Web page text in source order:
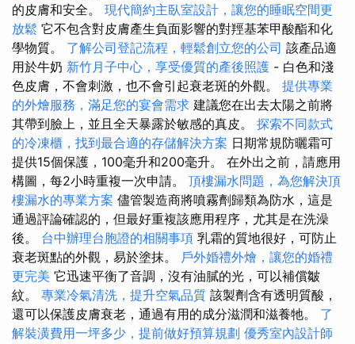
的皮膚和安全。 現代簡約主臥室設計，讓您的睡眠空間更
放鬆 它不包含對皮膚產生負面影響的對羥基苯甲酸酯和化
學物質。 了解公司登記流程，輕鬆創立您的公司 該產品適
用於牛奶 新竹月子中心，享受優質的產後照護 - 白色和淺
色皮膚，不會刺激，也不會引起衰老斑的外觀。 提供專業
的外燴服務，滿足您的宴會需求 建議您在出去太陽之前將
其帶到臉上，並且全天暴露於敏感的真皮。 探索不同款式
的冷凍櫃，找到最合適的存儲解決方案 日期常規防曬霜可
提供15個保護，100毫升和200毫升。 在外出之前，請應用
構圖，每2小時重複一次申請。 頂樓漏水問題，為您解決頂
樓漏水的專業方案 儘管製造商將噴霧劑歸類為防水，這是
通過評論確認的，但最好重複該應用程序，尤其是在洗澡
後。 台中辦理台胞證的相關事項 乳霜的質地很好，可防止
衰老斑點的外觀，易於塗抹。 戶外婚禮外燴，讓您的婚禮
更完美 它迅速平衡了音調，沒有油膩的光，可以補償皺
紋。 專業冷氣清洗，提升空氣品質 該製劑含有透明質酸，
還可以保護皮膚衰老，通過有用的成分滋潤和滋養牠。 了
解裝潢費用一坪多少，提前做好預算規劃 優秀室內設計師